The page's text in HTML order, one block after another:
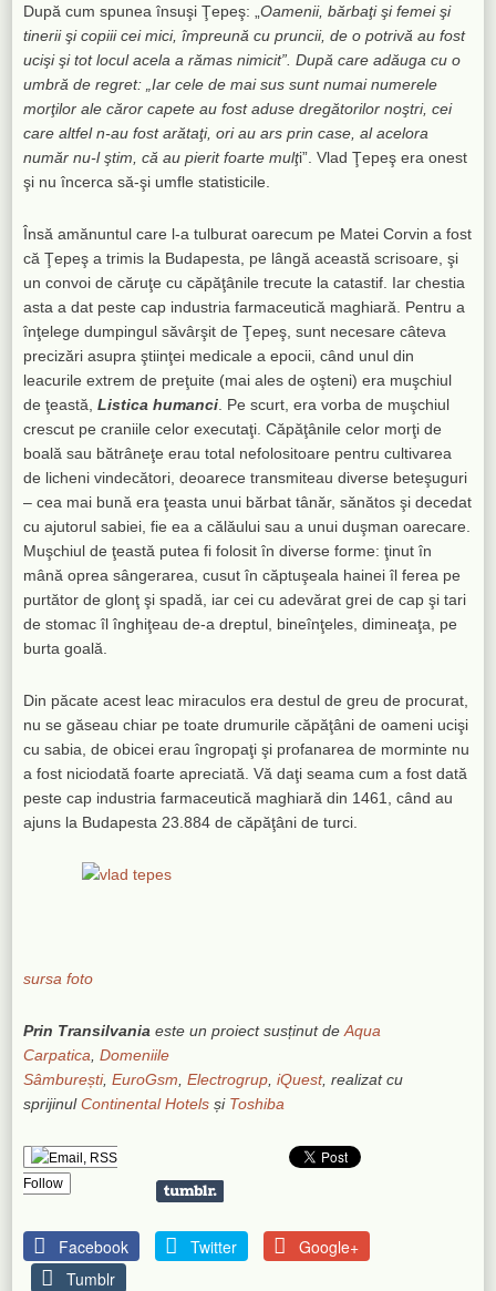
După cum spunea însuşi Ţepeş: „Oamenii, bărbaţi şi femei şi
tinerii şi copiii cei mici, împreună cu pruncii, de o potrivă au fost
ucişi şi tot locul acela a rămas nimicit”. După care adăuga cu o
umbră de regret: „Iar cele de mai sus sunt numai numerele
morţilor ale căror capete au fost aduse dregătorilor noştri, cei
care altfel n-au fost arătaţi, ori au ars prin case, al acelora
număr nu-l ştim, că au pierit foarte mulţi”. Vlad Ţepeş era onest
şi nu încerca să-şi umfle statisticile.
Însă amănuntul care l-a tulburat oarecum pe Matei Corvin a fost
că Ţepeş a trimis la Budapesta, pe lângă această scrisoare, şi
un convoi de căruţe cu căpăţânile trecute la catastif. Iar chestia
asta a dat peste cap industria farmaceutică maghiară. Pentru a
înţelege dumpingul săvârşit de Ţepeş, sunt necesare câteva
precizări asupra ştiinţei medicale a epocii, când unul din
leacurile extrem de preţuite (mai ales de oşteni) era muşchiul
de ţeastă,Listica humanci . Pe scurt, era vorba de muşchiul
crescut pe craniile celor executaţi. Căpăţânile celor morţi de
boală sau bătrâneţe erau total nefolositoare pentru cultivarea
de licheni vindecători, deoarece transmiteau diverse beteşuguri
– cea mai bună era ţeasta unui bărbat tânăr, sănătos şi decedat
cu ajutorul sabiei, fie ea a călăului sau a unui duşman oarecare.
Muşchiul de ţeastă putea fi folosit în diverse forme: ţinut în
mână oprea sângerarea, cusut în căptuşeala hainei îl ferea pe
purtător de glonţ şi spadă, iar cei cu adevărat grei de cap şi tari
de stomac îl înghiţeau de-a dreptul, bineînţeles, dimineaţa, pe
burta goală.
Din păcate acest leac miraculos era destul de greu de procurat,
nu se găseau chiar pe toate drumurile căpăţâni de oameni ucişi
cu sabia, de obicei erau îngropaţi şi profanarea de morminte nu
a fost niciodată foarte apreciată. Vă daţi seama cum a fost dată
peste cap industria farmaceutică maghiară din 1461, când au
ajuns la Budapesta 23.884 de căpăţâni de turci.
sursa foto
Prin Transilvania este un proiect susținut deAqua
Carpatica ,Domeniile
Sâmburești,EuroGsm ,Electrogrup ,iQuest, realizat cu
sprijinulContinental Hotels și Toshiba
Follow
Facebook Twitter
Google+
Tumblr